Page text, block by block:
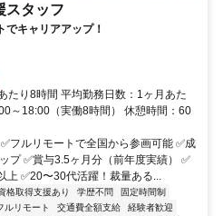
スタッフ
キャリアアップ！
たり8時間 平均勤務日数：1ヶ月あた
～18:00（実働8時間） 休憩時間：60
フルリモートで全国から参画可能 ✅成
プ ✅賞与3.5ヶ月分（前年度実績） ✅
上 ✅20〜30代活躍！裁量ある...
格取得支援あり 学歴不問
固定時間制
ルリモート 交通費全額支給
経験者歓迎